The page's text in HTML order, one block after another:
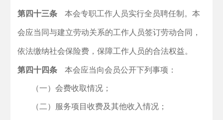
第四十三条 本会专职工作人员实行全员聘任制。本
会应当同与建立劳动关系的工作人员签订劳动合同，
依法缴纳社会保险费，保障工作人员的合法权益。
第四十四条 本会应当向会员公开下列事项：
（一）会费收取情况；
（二）服务项目收费及其他收入情况；